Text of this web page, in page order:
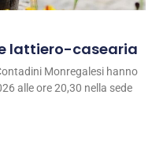
lattiero-casearia
Monregalesi hanno
alle ore 20,30 nella sede